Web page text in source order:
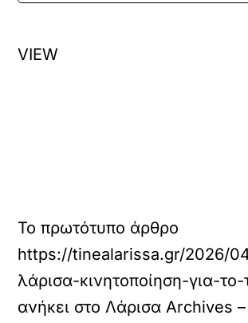
VIEW
Το πρωτότυπο άρθρο
https://tinealarissa.gr/2026/
λάρισα-κινητοποίηση-για-το-
ανήκει στοΛάρισα Archives –